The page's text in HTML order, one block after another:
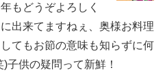
もどうぞよろしく
出来てますねぇ、奥様お料理
てもお節の意味も知らずに何
子供の疑問って新鮮！